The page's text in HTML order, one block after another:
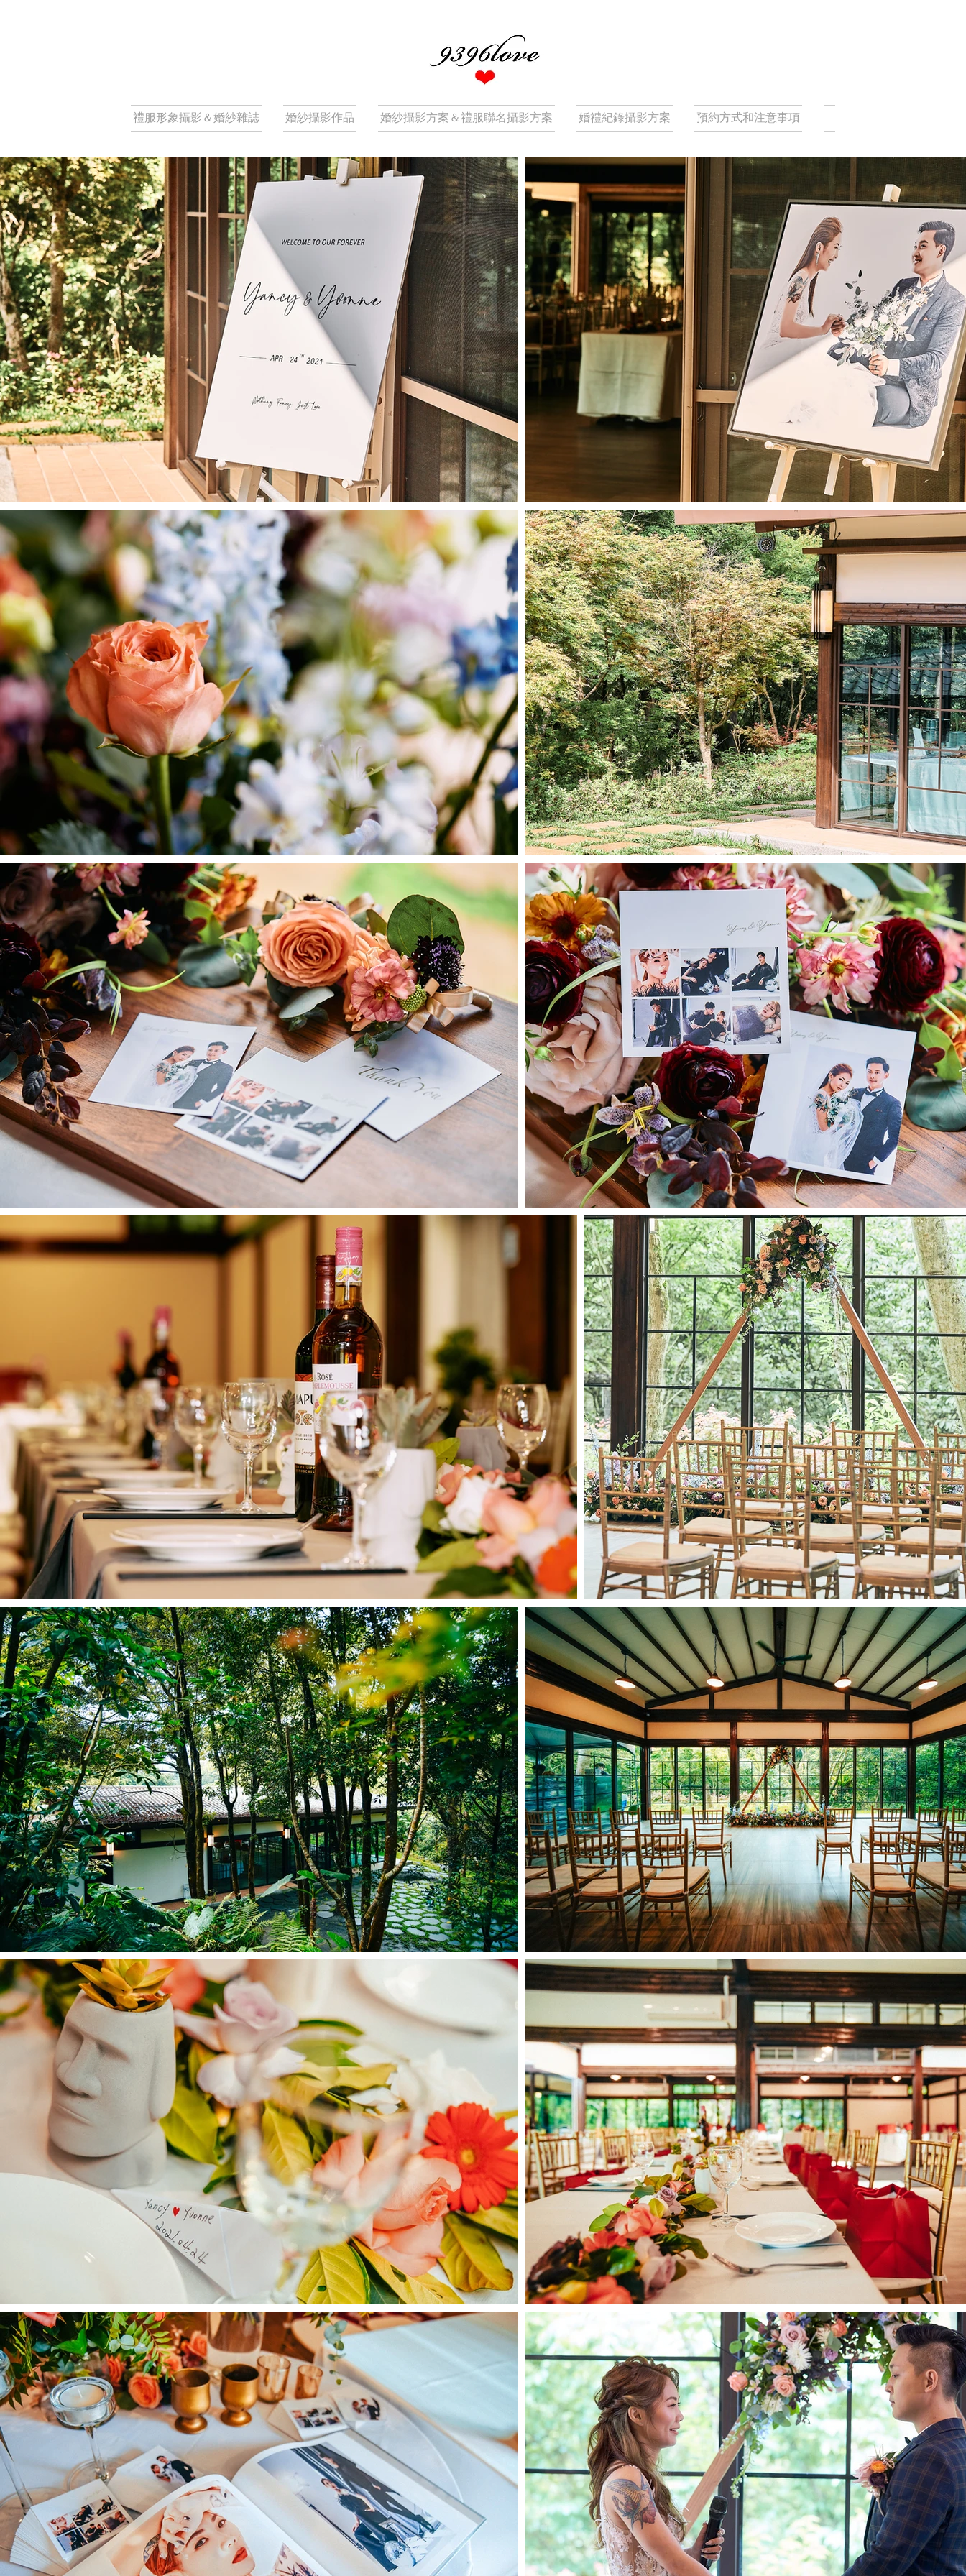
禮服形象攝影＆婚紗雜誌 婚紗攝影作品 婚紗攝影方案＆禮服聯名攝影方案 婚禮紀錄攝影方案 預約方式和注意事項